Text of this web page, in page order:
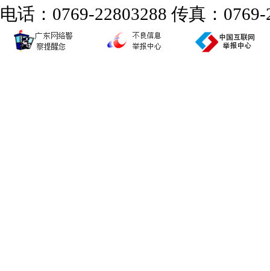
电话：0769-22803288 传真：0769-